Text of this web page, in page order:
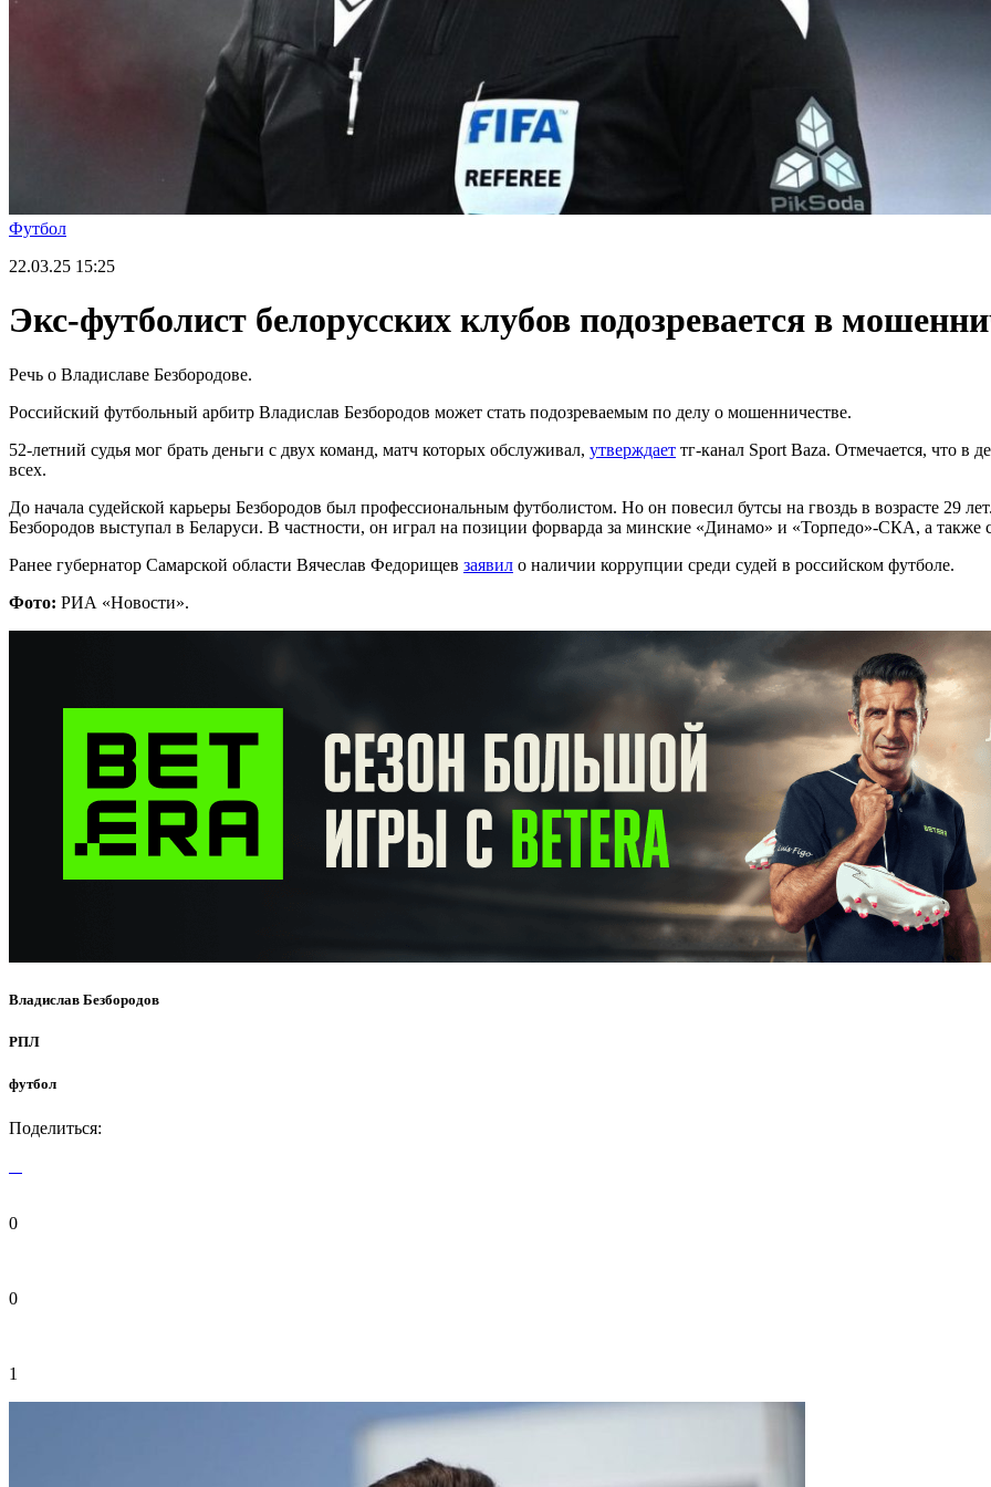
Футбол
22.03.25 15:25
Экс-футболист белорусских клубов подозревается в
Речь о Владиславе Безбородове.
Российский футбольный арбитр Владислав Безбородов может стать подозреваемым по делу о мошенничестве.
52-летний судья мог брать деньги с двух команд, матч которых обслуживал, утверждает тг-канал Sport Baza. Отмечается, что в
всех.
До начала судейской карьеры Безбородов был профессиональным футболистом. Но он повесил бутсы на гвоздь в возрасте 29
Безбородов выступал в Беларуси. В частности, он играл на позиции форварда за минские «Динамо» и «Торпедо»-СКА, а также
Ранее губернатор Самарской области Вячеслав Федорищев заявил о наличии коррупции среди судей в российском футболе.
Фото: РИА «Новости».
Владислав Безбородов
РПЛ
футбол
Поделиться:
0
0
1